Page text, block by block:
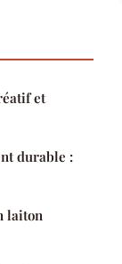
et
durable :
laiton